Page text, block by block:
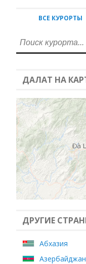
ВСЕ КУРОРТЫ
ДАЛАТ НА
ДРУГИЕ
Абхазия
Азербайджан